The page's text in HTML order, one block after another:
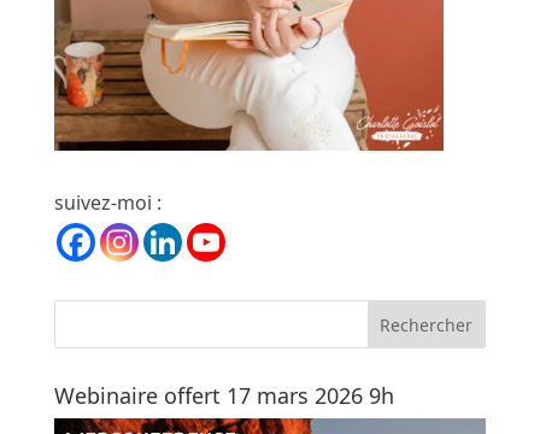
suivez-moi :
Webinaire offert 17 mars 2026 9h